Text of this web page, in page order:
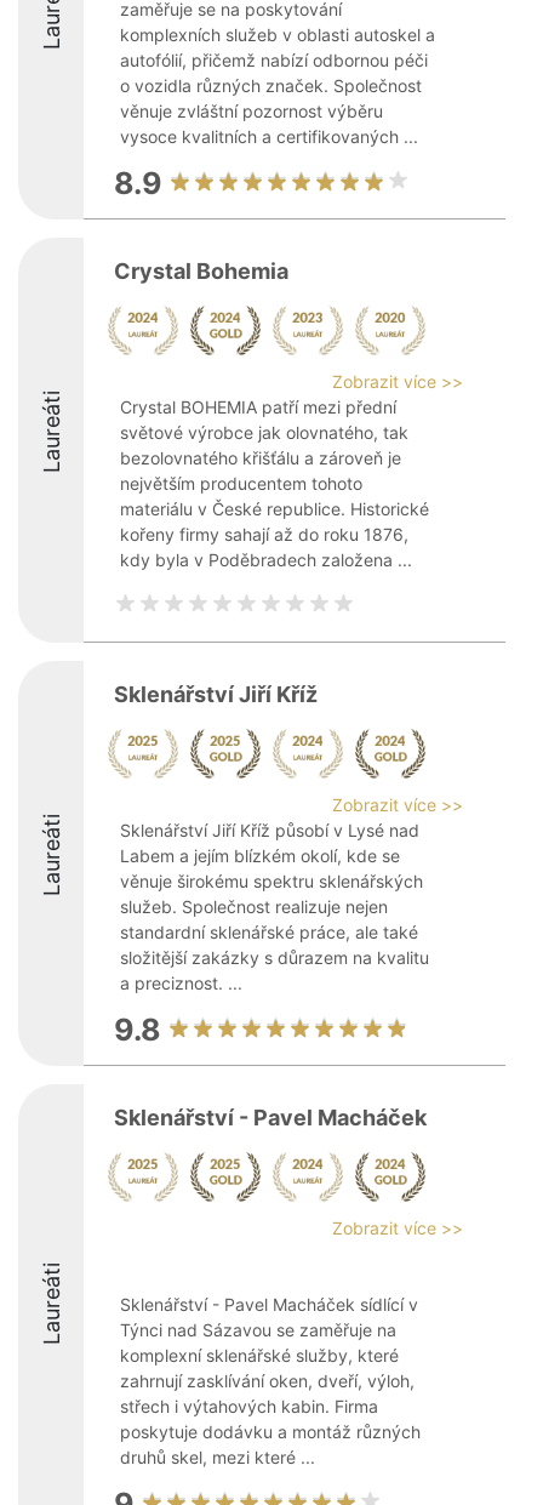
zaměřuje se na poskytování
komplexních služeb v oblasti autoskel a
autofólií, přičemž nabízí odbornou péči
o vozidla různých značek. Společnost
věnuje zvláštní pozornost výběru
vysoce kvalitních a certifikovaných ...
8.9
Laureáti
Crystal Bohemia
Zobrazit více >>
Crystal BOHEMIA patří mezi přední
světové výrobce jak olovnatého, tak
bezolovnatého křišťálu a zároveň je
největším producentem tohoto
materiálu v České republice. Historické
kořeny firmy sahají až do roku 1876,
kdy byla v Poděbradech založena ...
Laureáti
Sklenářství Jiří Kříž
Zobrazit více >>
Sklenářství Jiří Kříž působí v Lysé nad
Labem a jejím blízkém okolí, kde se
věnuje širokému spektru sklenářských
služeb. Společnost realizuje nejen
standardní sklenářské práce, ale také
složitější zakázky s důrazem na kvalitu
a preciznost. ...
9.8
Laureáti
Sklenářství - Pavel Macháček
Zobrazit více >>
Sklenářství - Pavel Macháček sídlící v
Týnci nad Sázavou se zaměřuje na
komplexní sklenářské služby, které
zahrnují zasklívání oken, dveří, výloh,
střech i výtahových kabin. Firma
poskytuje dodávku a montáž různých
druhů skel, mezi které ...